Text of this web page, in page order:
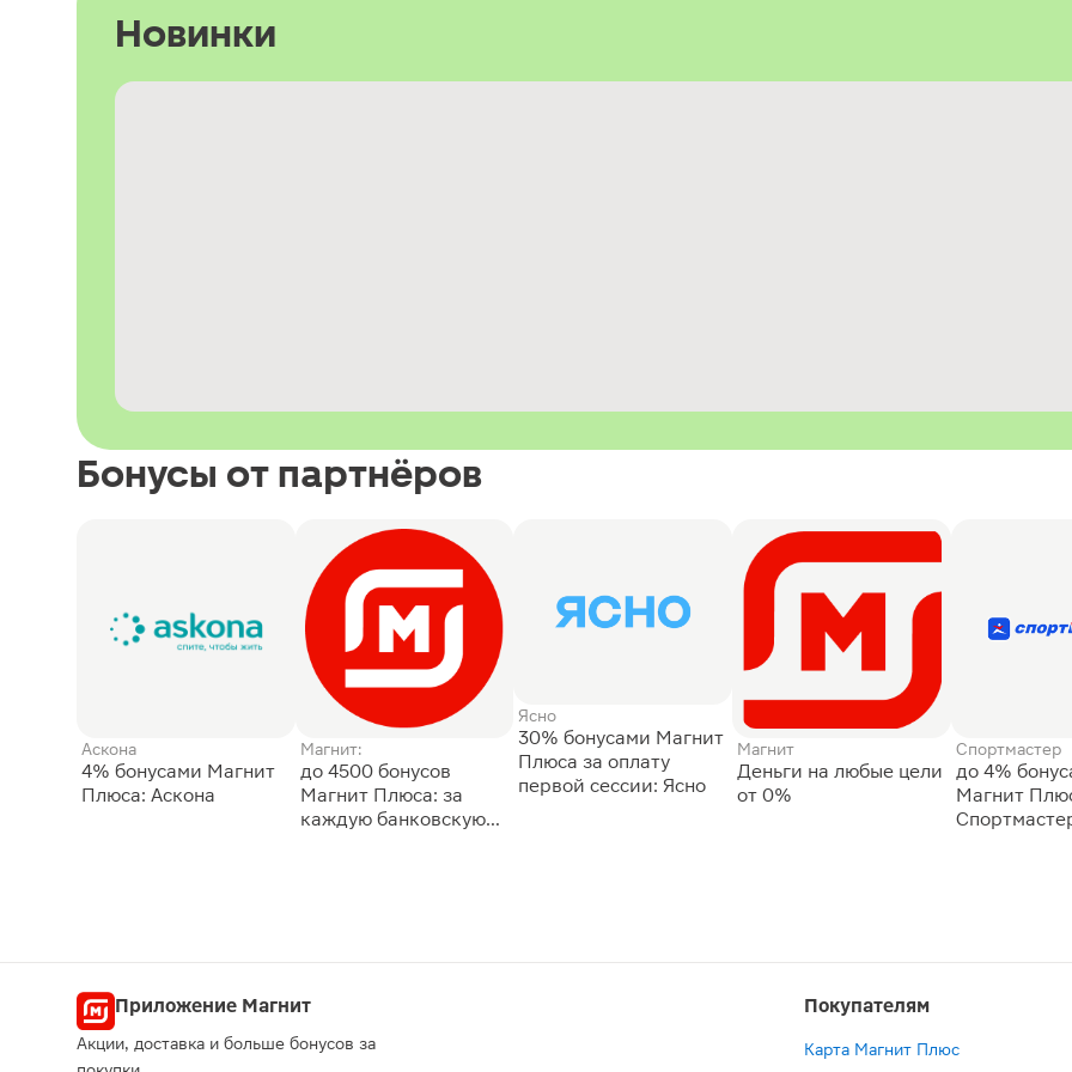
Новинки
Бонусы от партнёров
Аскона
4% бонусами Магнит
Плюса: Аскона
Магнит:
до 4500 бонусов
Магнит Плюса: за
каждую банковскую
Ясно
30% бонусами Магнит
Плюса за оплату
первой сессии: Ясно
Магнит
Деньги на любые цели
от 0%
Спортмастер
до 4%
Магнит
Приложение Магнит
Акции, доставка и больше бонусов за
Покупателям
Карта Магнит Плюс